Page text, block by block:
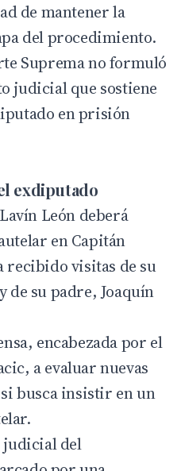
de mantener la
del procedimiento.
Suprema no formuló
judicial que sostiene
en prisión
exdiputado
León deberá
en Capitán
recibido visitas de su
de su padre, Joaquín
encabezada por el
a evaluar nuevas
busca insistir en un
judicial del